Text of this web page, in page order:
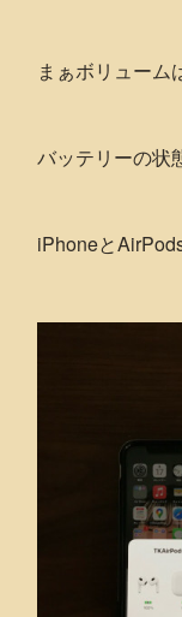
まぁボリューム
バッテリーの状
iPhoneと